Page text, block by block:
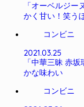
「オーベルジー
かく甘い！笑う
コンビニ
2021.03.25
「中華三昧 赤
かな味わい
コンビニ